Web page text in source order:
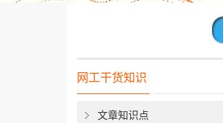
网工干货知识
文章知识点